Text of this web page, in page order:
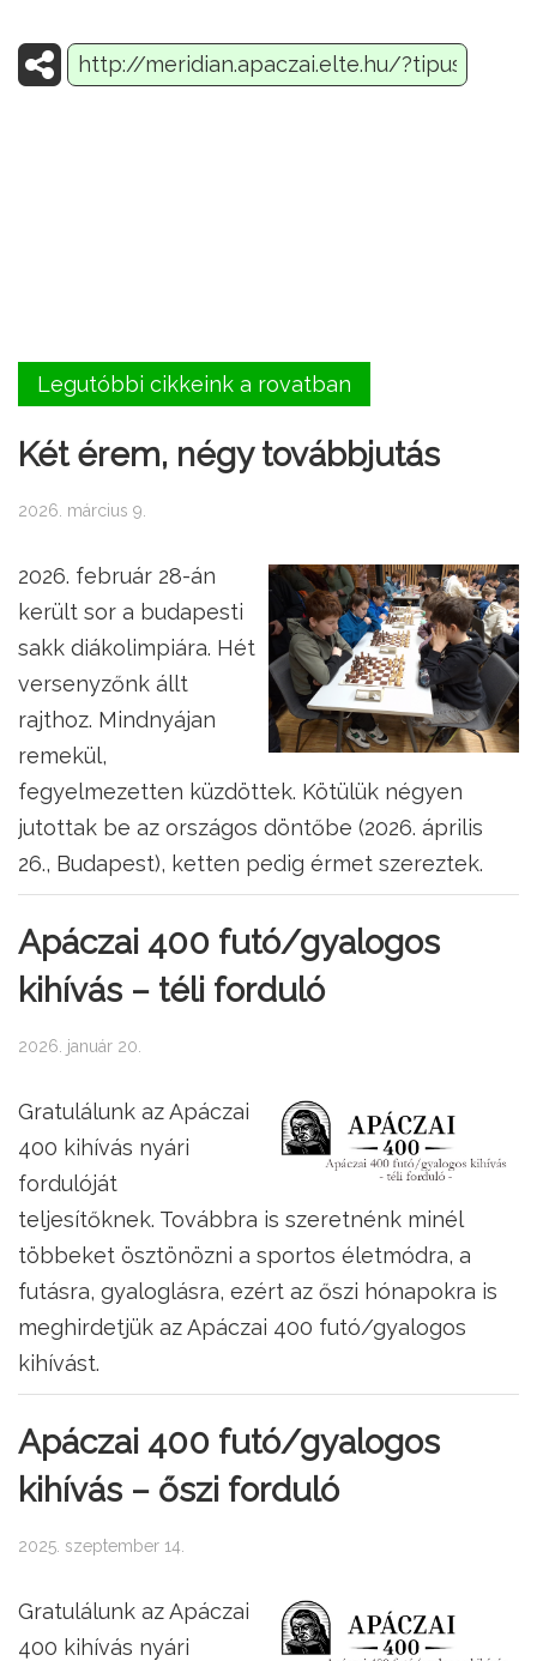
Legutóbbi cikkeink a rovatban
Két érem, négy továbbjutás
2026. március 9.
2026. február 28-án
került sor a budapesti
sakk diákolimpiára. Hét
versenyzőnk állt
rajthoz. Mindnyájan
remekül,
fegyelmezetten küzdöttek. Kötülük négyen
jutottak be az országos döntőbe (2026. április
26., Budapest), ketten pedig érmet szereztek.
Apáczai 400 futó/gyalogos
kihívás – téli forduló
2026. január 20.
Gratulálunk az Apáczai
400 kihívás nyári
fordulóját
teljesítőknek. Továbbra is szeretnénk minél
többeket ösztönözni a sportos életmódra, a
futásra, gyaloglásra, ezért az őszi hónapokra is
meghirdetjük az Apáczai 400 futó/gyalogos
kihívást.
Apáczai 400 futó/gyalogos
kihívás – őszi forduló
2025. szeptember 14.
Gratulálunk az Apáczai
400 kihívás nyári